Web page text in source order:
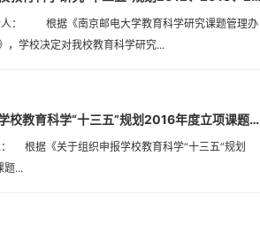
究课题管理办
，学校决定对我校教育科学研究...
关于公布学校教育科学“十三五”规划2016年度立项课题的通知
”规划
题...